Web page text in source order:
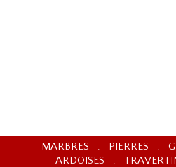
MARBRES . PIERRES .
ARDOISES .